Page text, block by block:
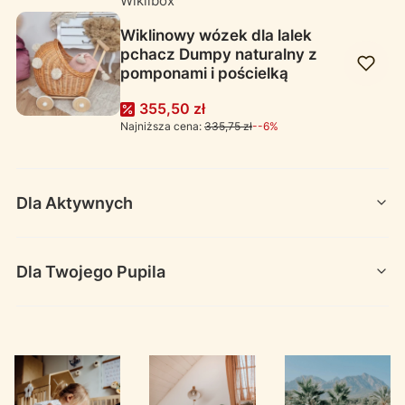
Wiklinowy wózek dla lalek
pchacz Dumpy naturalny z
pomponami i pościelką
355,50 zł
Najniższa cena: 335,75 zł--6%
Dla Aktywnych
Producent Wiklibox
Wiklibox
Dla Twojego Pupila